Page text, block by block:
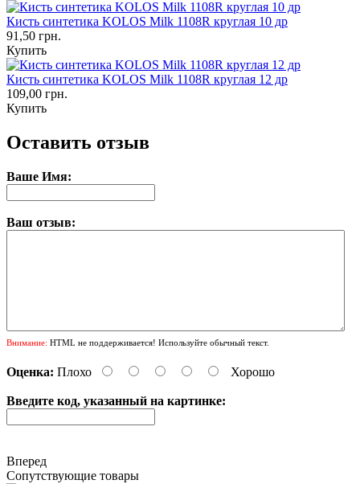
Кисть синтетика KOLOS Milk 1108R круглая 10 др
91,50 грн.
Купить
Кисть синтетика KOLOS Milk 1108R круглая 12 др
109,00 грн.
Купить
Оставить отзыв
Ваше Имя:
Ваш отзыв:
Внимание: HTML не поддерживается! Используйте обычный текст.
Оценка: Плохо Хорошо
Введите код, указанный на картинке:
Вперед
Сопутствующие товары